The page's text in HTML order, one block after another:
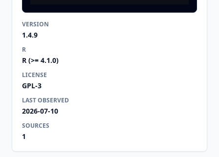
VERSION
1.4.9
R
R (>= 4.1.0)
LICENSE
GPL-3
LAST OBSERVED
2026-07-10
SOURCES
1